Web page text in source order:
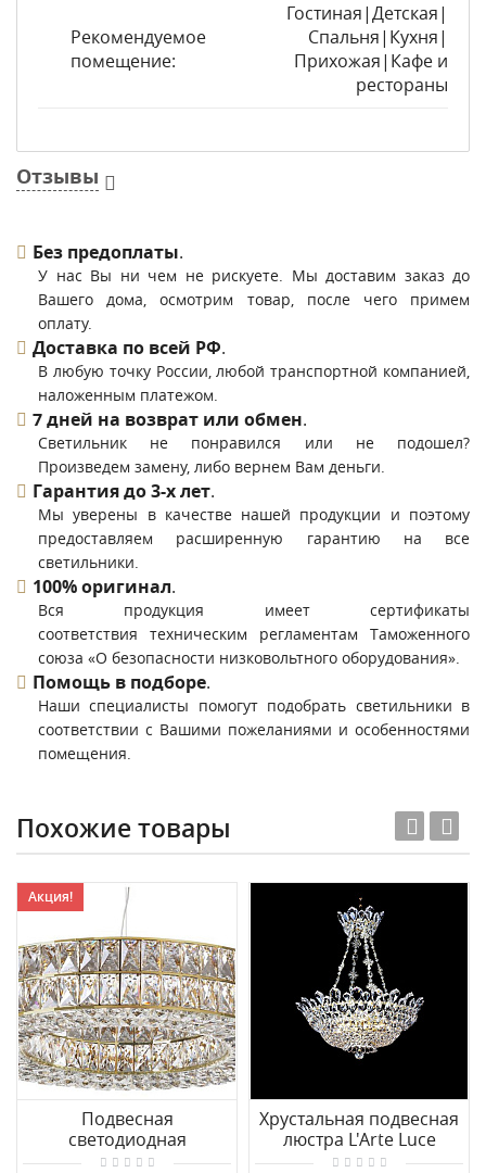
Рекомендуемое
помещение:
Гостиная|Детская|
Спальня|Кухня|
Прихожая|Кафе и
рестораны
Отзывы
Без предоплаты.
У нас Вы ни чем не рискуете. Мы доставим заказ до
Вашего дома, осмотрим товар, после чего примем
оплату.
Доставка по всей РФ.
В любую точку России, любой транспортной компанией,
наложенным платежом.
7 дней на возврат или обмен.
Светильник не понравился или не подошел?
Произведем замену, либо вернем Вам деньги.
Гарантия до 3-х лет.
Мы уверены в качестве нашей продукции и поэтому
предоставляем расширенную гарантию на все
светильники.
100% оригинал.
Вся продукция имеет сертификаты
соответствия техническим регламентам Таможенного
союза «О безопасности низковольтного оборудования».
Помощь в подборе.
Наши специалисты помогут подобрать светильники в
соответствии с Вашими пожеланиями и особенностями
помещения.
Похожие товары
Акция!
Подвесная
светодиодная
хрустальная люстра
Хрустальная подвесная
люстра L'Arte Luce
Trilliane L57516.22